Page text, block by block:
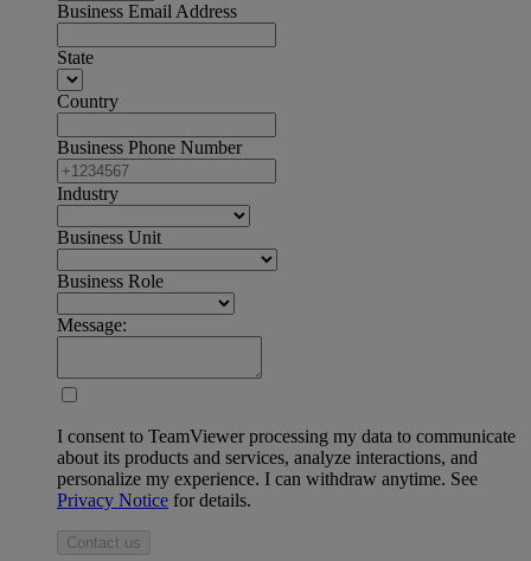
Business Email Address
State
Country
Business Phone Number
Industry
Business Unit
Business Role
Message:
I consent to TeamViewer processing my data to communicate
about its products and services, analyze interactions, and
personalize my experience. I can withdraw anytime. See
Privacy Notice for details.
Contact us